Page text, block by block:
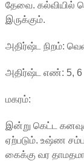
தேவை. கல்வியில்
இருக்கும்.
அதிர்ஷ்ட நிறம்:
அதிர்ஷ்ட எண்: 5, 6
மகரம்:
இன்று கெட்ட
ஏற்படும். உஷ்ண
கைக்கு வர